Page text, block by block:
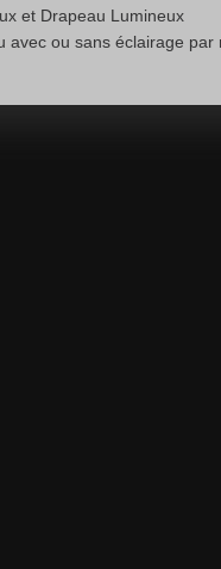
et Drapeau Lumineux
avec ou sans éclairage